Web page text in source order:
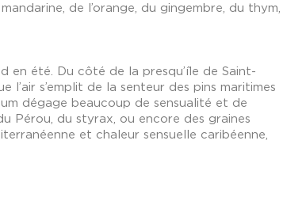
de l’orange, du gingembre, du thym,
en été. Du côté de la presqu’île de Saint-
s’emplit de la senteur des pins maritimes
dégage beaucoup de sensualité et de
Pérou, du styrax, ou encore des graines
et chaleur sensuelle caribéenne,